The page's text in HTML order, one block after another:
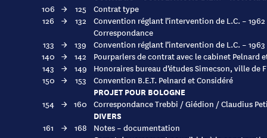
106 → 125
Contrat type
126
→ 132
Convention réglant l’intervention de L.C. – 1962
Correspondance
133
→ 139
Convention réglant l’intervention de L.C. – 1963
140 → 142
Pourparlers de contrat avec le cabinet Pelnard
143
→ 149
Honoraires bureau d’études Simecson, ville de
150 → 153 Convention B.E.T. Pelnard et Considéré
PROJET POUR BOLOGNE
154 → 160 Correspondance Trebbi / Giédion / Claudius
DIVERS
161 → 168
Notes – documentation